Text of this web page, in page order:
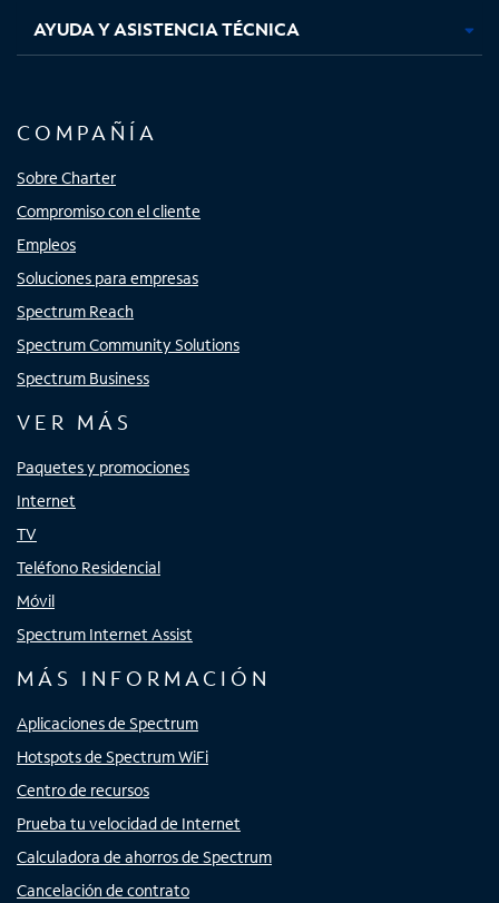
AYUDA Y ASISTENCIA TÉCNICA
COMPAÑÍA
Sobre Charter
Compromiso con el cliente
Empleos
Soluciones para empresas
Spectrum Reach
Spectrum Community Solutions
Spectrum Business
VER MÁS
Paquetes y promociones
Internet
TV
Teléfono Residencial
Móvil
Spectrum Internet Assist
MÁS INFORMACIÓN
Aplicaciones de Spectrum
Hotspots de Spectrum WiFi
Centro de recursos
Prueba tu velocidad de Internet
Calculadora de ahorros de Spectrum
Cancelación de contrato